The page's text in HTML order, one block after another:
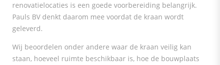
renovatielocaties is een goede voorbereiding belangrijk.
Pauls BV denkt daarom mee voordat de kraan wordt
geleverd.
Wij beoordelen onder andere waar de kraan veilig kan
staan, hoeveel ruimte beschikbaar is, hoe de bouwplaats